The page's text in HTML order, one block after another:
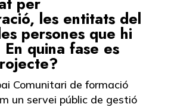
les entitats del
persones que hi
quina fase es
Comunitari de formació
un servei públic de gestió